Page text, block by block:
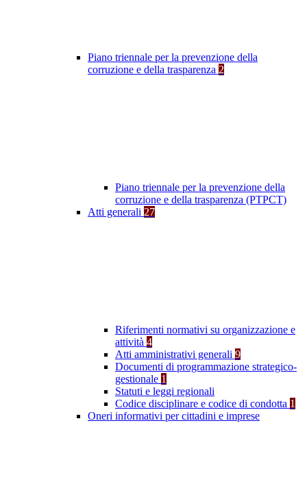
Piano triennale per la prevenzione della
corruzione e della trasparenza 2
Piano triennale per la prevenzione della
corruzione e della trasparenza (PTPCT)
Atti generali 27
Riferimenti normativi su organizzazione e
attività 4
Atti amministrativi generali 9
Documenti di programmazione strategico-
gestionale 1
Statuti e leggi regionali
Codice disciplinare e codice di condotta 1
Oneri informativi per cittadini e imprese